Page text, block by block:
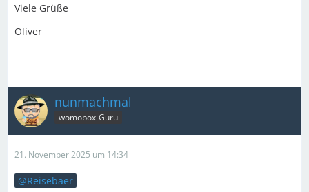
Viele Grüße
Oliver
nunmachmal
womobox-Guru
21. November 2025 um 14:34
Reisebaer